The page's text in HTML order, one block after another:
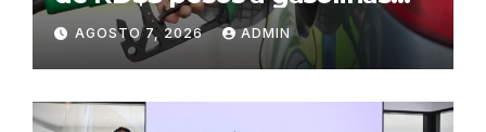
premium y regular
AGOSTO 7, 2026 ADMIN